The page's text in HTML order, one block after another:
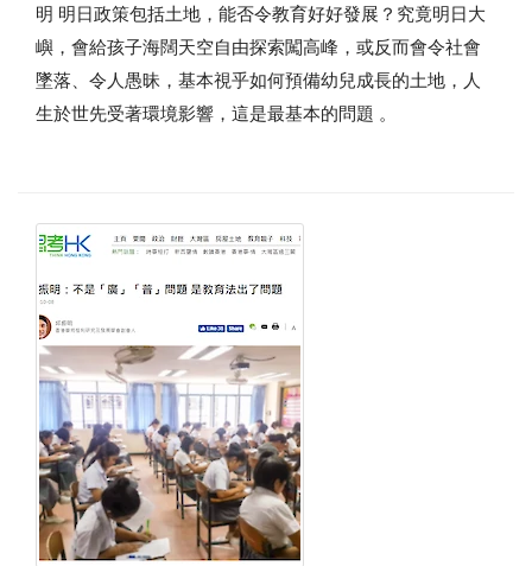
明 明日政策包括土地，能否令教育好好發展？究竟明日大
嶼，會給孩子海闊天空自由探索闖高峰，或反而會令社會
墜落、令人愚昧，基本視乎如何預備幼兒成長的土地，人
生於世先受著環境影響，這是最基本的問題‭ ‬。